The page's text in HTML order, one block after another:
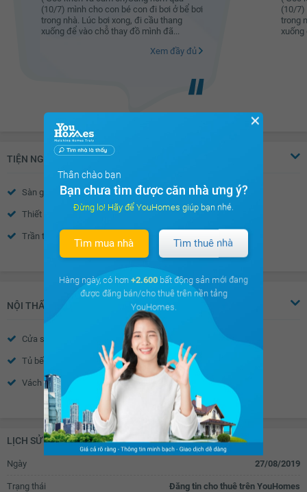
(10/7) mình cho con bé con đi bơi ở bể bơi
trong nhà. Lúc bơi xong, đi cầu thang
xuống để vào chỗ thay đồ mình đã...
Xem đầy đủ
(10/7)
trong
xuống
TIỆN NGHI
Sàn gỗ Sàn đá
Thiết bị báo cháy Nước nóng
Trần thạch cao
Cửa sổ an toàn Cửa khung nhôm kính
Chuông điện Cửa gỗ công nghiệp
Xem thêm
NỘI THẤT
Cửa sổ Tủ âm tường
Tủ bếp Máy rửa bát
Vách kính nhà tắm Toilet
Quạt thông gió Bồn rửa mặt
Chắn ban công
LỊCH SỬ GIAO DỊCH
Ngày 27/08/2019
Trạng thái Đăng tin cho thuê trên YouHomes
✕
Thân chào bạn
Bạn chưa tìm được căn nhà ưng ý?
Đừng lo! Hãy để YouHomes giúp bạn nhé.
Tìm mua nhà Tìm thuê nhà
Hàng ngày, có hơn +2.600 bất động sản mới đang
được đăng bán/cho thuê trên nền tảng
YouHomes.